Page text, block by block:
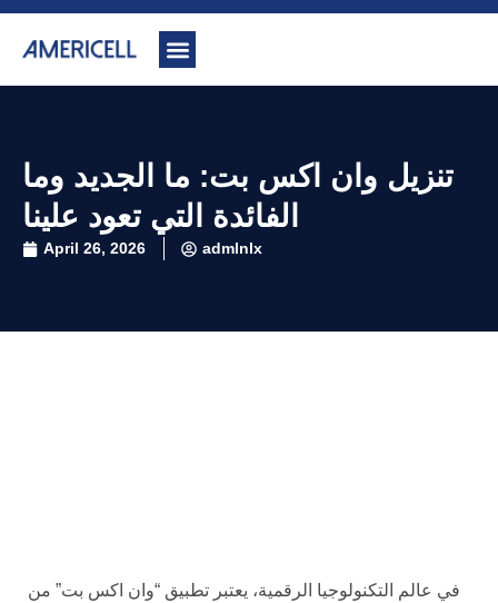
تنزيل وان اكس بت: ما الجديد وما
الفائدة التي تعود علينا
April 26, 2026 admlnlx
في عالم التكنولوجيا الرقمية، يعتبر تطبيق “وان اكس بت” من